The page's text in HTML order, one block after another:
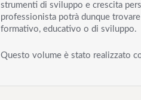
strumenti di sviluppo e crescita
professionista potrà dunque
formativo, educativo o di sviluppo.
Questo volume è stato realizzato